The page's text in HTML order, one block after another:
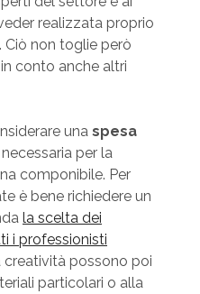
realizzata proprio
Ciò non toglie però
conto anche altri
una spesa
per la
componibile. Per
è bene richiedere un
la scelta dei
i professionisti
creatività possono poi
particolari o alla